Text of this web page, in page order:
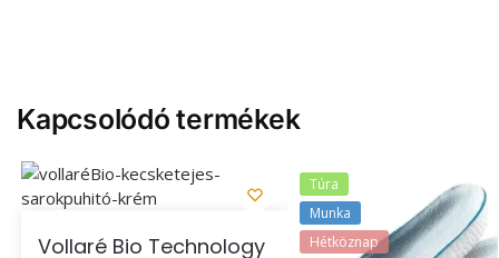
Kapcsolódó termékek
Vollaré Bio Technology
Túra
Munka
Hétköznap